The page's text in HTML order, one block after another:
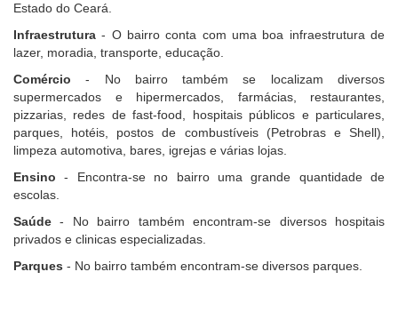
Estado do Ceará.
Infraestrutura - O bairro conta com uma boa infraestrutura de
lazer, moradia, transporte, educação.
Comércio - No bairro também se localizam diversos
supermercados e hipermercados, farmácias, restaurantes,
pizzarias, redes de fast-food, hospitais públicos e particulares,
parques, hotéis, postos de combustíveis (Petrobras e Shell),
limpeza automotiva, bares, igrejas e várias lojas.
Ensino - Encontra-se no bairro uma grande quantidade de
escolas.
Saúde - No bairro também encontram-se diversos hospitais
privados e clinicas especializadas.
Parques - No bairro também encontram-se diversos parques.